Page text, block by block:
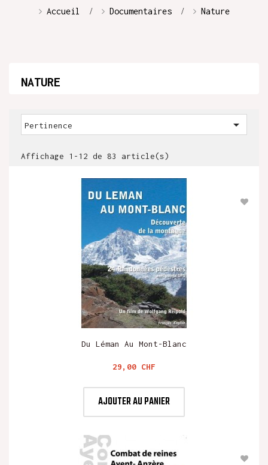
Accueil Documentaires Nature
NATURE
Pertinence 
Affichage 1-12 de 83 article(s)
Du Léman Au Mont-Blanc
Prix
29,00 CHF
AJOUTER AU PANIER